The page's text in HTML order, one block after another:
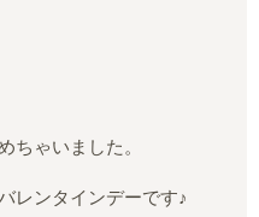
ちゃいました。
レンタインデーです♪